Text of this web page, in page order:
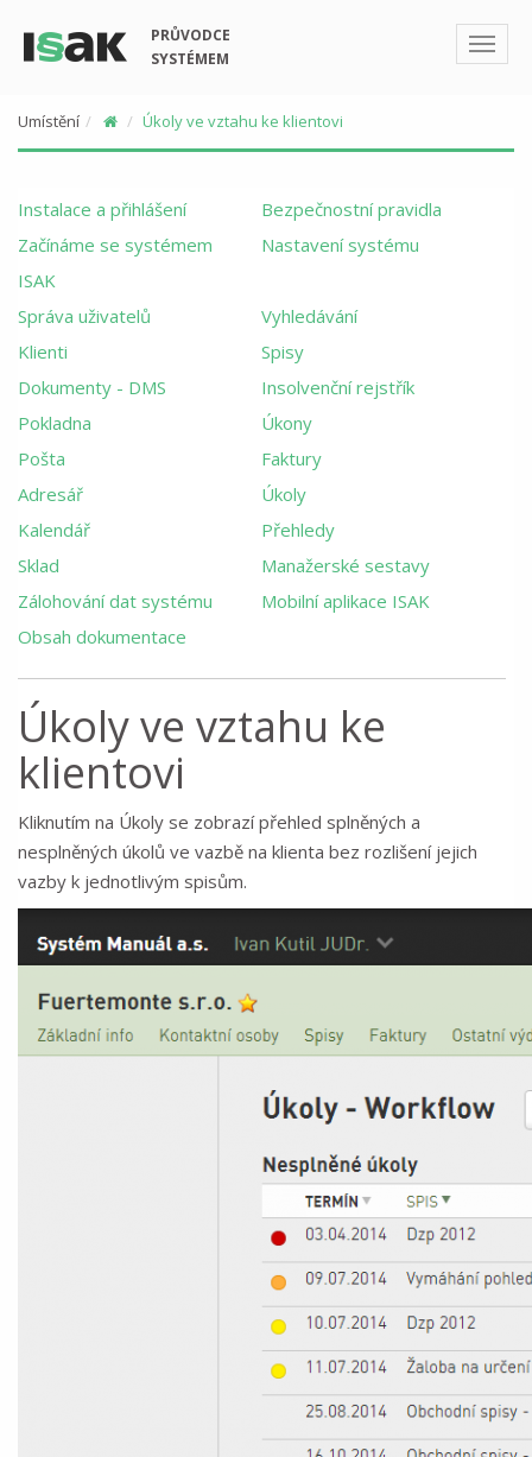
PRŮVODCE
SYSTÉMEM
Umístění Úkoly ve vztahu ke klientovi
Instalace a přihlášení
Bezpečnostní pravidla
Začínáme se systémem
ISAK
Nastavení systému
Správa uživatelů
Vyhledávání
Klienti
Spisy
Dokumenty - DMS
Insolvenční rejstřík
Pokladna
Úkony
Pošta
Faktury
Adresář
Úkoly
Kalendář
Přehledy
Sklad
Manažerské sestavy
Zálohování dat systému
Mobilní aplikace ISAK
Obsah dokumentace
Úkoly ve vztahu ke
klientovi
Kliknutím na Úkoly se zobrazí přehled splněných a
nesplněných úkolů ve vazbě na klienta bez rozlišení jejich
vazby k jednotlivým spisům.